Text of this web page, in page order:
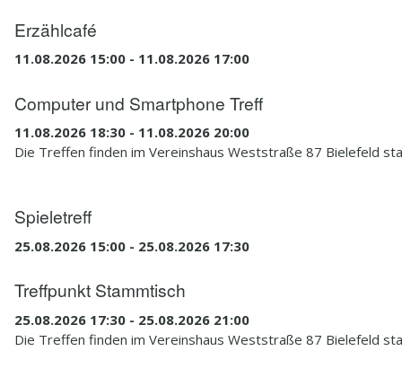
Erzählcafé
11.08.2026 15:00 - 11.08.2026 17:00
Computer und Smartphone Treff
11.08.2026 18:30 - 11.08.2026 20:00
Die Treffen finden im Vereinshaus Weststraße 87 Bielefeld
Spieletreff
25.08.2026 15:00 - 25.08.2026 17:30
Treffpunkt Stammtisch
25.08.2026 17:30 - 25.08.2026 21:00
Die Treffen finden im Vereinshaus Weststraße 87 Bielefeld